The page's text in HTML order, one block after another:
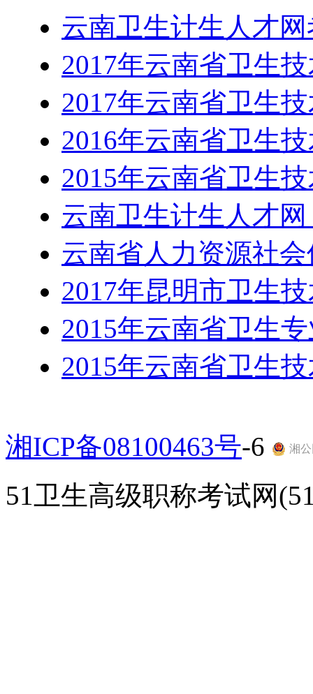
云南卫生计生人才
2017年云南省卫生
2017年云南省卫生
2016年云南省卫生
2015年云南省卫生
云南卫生计生人才网
云南省人力资源社
2017年昆明市卫生
2015年云南省卫生
2015年云南省卫生
湘ICP备08100463号-6 湘公
51卫生高级职称考试网